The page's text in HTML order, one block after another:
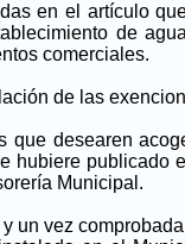
en el artículo
de
comerciales.
de las
que desearen
hubiere
Municipal.
un vez